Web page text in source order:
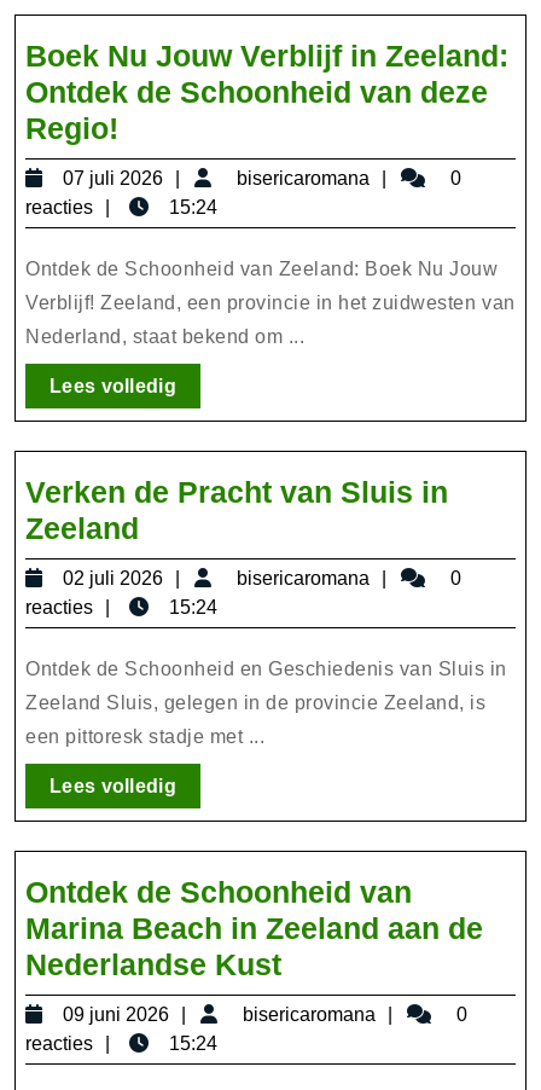
Boek Nu Jouw Verblijf in Zeeland:
Ontdek de Schoonheid van deze
Regio!
Nu
Jouw
Verblijf
in
Zeeland:
Ontdek
de
Schoonheid
van
deze
Regio!
07 juli 2026
07
juli
2026
bisericaromana bisericaromana
0
reacties
15:24
Ontdek de Schoonheid van Zeeland: Boek Nu Jouw
Verblijf! Zeeland, een provincie in het zuidwesten van
Nederland, staat bekend om ...
Lees volledigLees
volledig
Verken de Pracht van Sluis in
Zeeland
de
Pracht
van
Sluis
in
Zeeland
02 juli 2026
02
juli
2026
bisericaromana bisericaromana
0
reacties
15:24
Ontdek de Schoonheid en Geschiedenis van Sluis in
Zeeland Sluis, gelegen in de provincie Zeeland, is
een pittoresk stadje met ...
Lees volledigLees
volledig
Ontdek de Schoonheid van
Marina Beach in Zeeland aan de
Nederlandse KustOntdek
de
Schoonheid
van
09 juni 2026
09
juni
2026
bisericaromana bisericaromana
0
reacties
15:24